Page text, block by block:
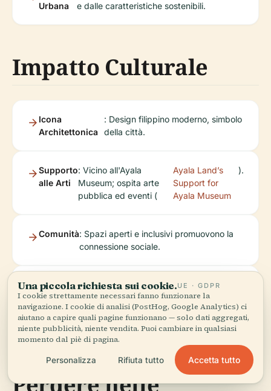
Urbana
e dalle caratteristiche sostenibili.
Impatto Culturale
Icona
Architettonica
: Design filippino moderno, simbolo
della città.
Supporto
alle Arti
: Vicino all'Ayala
Museum; ospita arte
pubblica ed eventi (
Ayala Land’s
Support for
Ayala Museum
).
Comunità: Spazi aperti e inclusivi promuovono la
connessione sociale.
Sostenibilità: Efficienza energetica e
trasporti ecologici (
One Ayala
EV Charging
Siti Storici da Non
Perdere nelle
Una piccola richiesta sui cookie.UE · GDPR
I cookie strettamente necessari fanno funzionare la
navigazione. I cookie di analisi (PostHog, Google Analytics) ci
aiutano a capire quali pagine funzionano — solo dati aggregati,
niente pubblicità, niente vendita. Puoi cambiare in qualsiasi
momento dal piè di pagina.
Personalizza Rifiuta tutto Accetta tutto